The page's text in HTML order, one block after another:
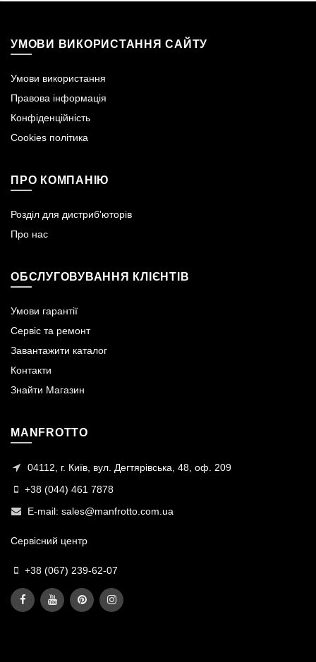
УМОВИ ВИКОРИСТАННЯ САЙТУ
Умови використання
Правова інформація
Конфіденційність
Cookies політика
ПРО КОМПАНІЮ
Розділ для дистриб'юторів
Про нас
ОБСЛУГОВУВАННЯ КЛІЄНТІВ
Умови гарантії
Сервіс та ремонт
Завантажити каталог
Контакти
Знайти Магазин
MANFROTTO
04112, г. Київ, вул. Дегтярівська, 48, оф. 209
+38 (044) 461 7878
E-mail: sales@manfrotto.com.ua
Сервісний центр
+38 (067) 239-62-07